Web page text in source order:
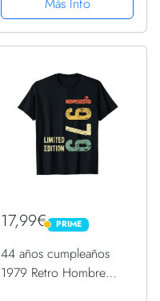
Regalo para cumpleaños
- Otras Edades
Disponibles
Más Info
17,99€ PRIME
PRIME
44 años cumpleaños
1979 Retro Hombre